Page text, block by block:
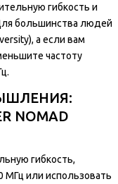
гибкость и
большинства людей
а если вам
частоту
NOMAD
гибкость,
МГц или использовать